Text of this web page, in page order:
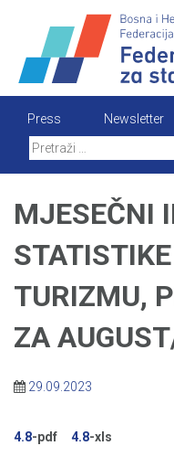
content
Press Newsletter
MJESEČNI
TURIZMU,
ZA
29.09.2023
4.8-pdf 4.8-xls